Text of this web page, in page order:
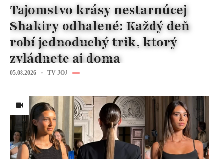
Tajomstvo krásy nestarnúcej
Shakiry odhalené: Každý deň
robí jednoduchý trik, ktorý
zvládnete aj doma
05.08.2026 TV JOJ